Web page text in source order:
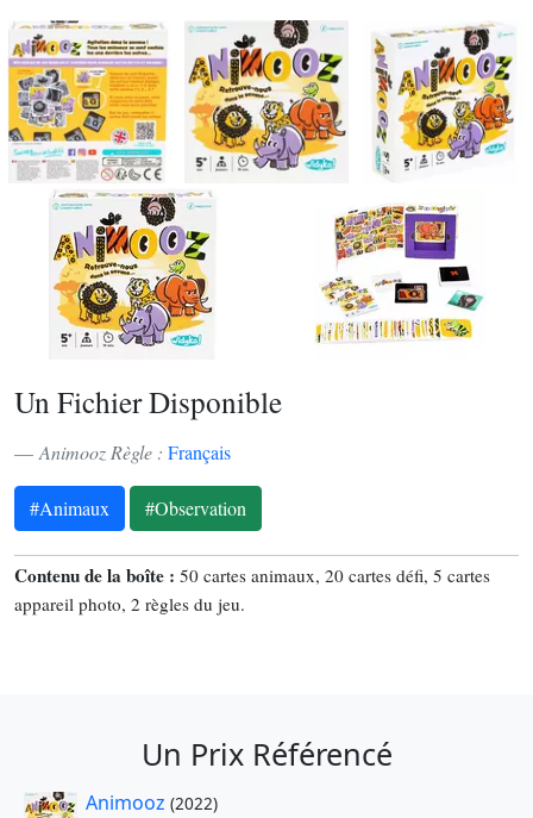
Un Fichier Disponible
Animooz Règle : Français
#Animaux #Observation
Contenu de la boîte : 50 cartes animaux, 20 cartes défi, 5 cartes
appareil photo, 2 règles du jeu.
Un Prix Référencé
Animooz (2022)